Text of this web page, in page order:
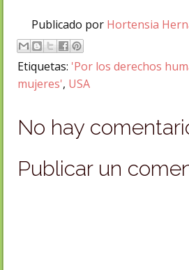
Publicado por Hortensia
Etiquetas: 'Por los derechos
mujeres', USA
No hay
Publicar un